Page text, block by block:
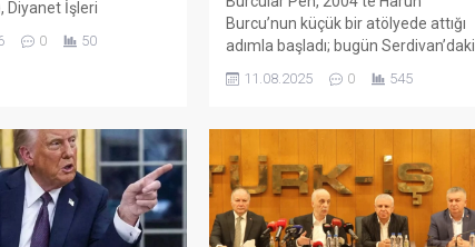
Diyanet İşleri
önem taşıyan bir
sorulan sorulardan...
0 50
Burcu’nun küçük bir atölyede attığı
adımla başladı; bugün Serdivan’daki
147 m² showroomu ve 750 m²
kapalı üretim alanıyla, Sakarya ve
balkon, kış bahçesi, panjur ve
küpeşte çözümlerini tek çatı altında
sunuyor. Fıratpen kurumsal bayiliği
ile çalışıyor olmamız; profil kalitesi,
aksesuar standardı...
11.08.2025 0 545